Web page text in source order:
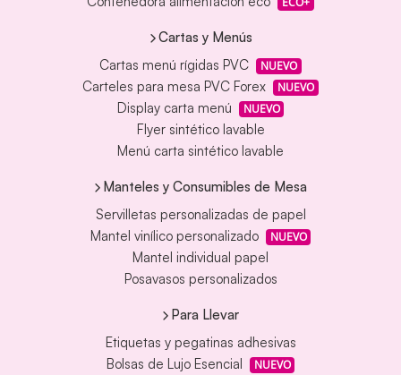
Cartas y Menús
Cartas menú rígidas PVC
NUEVO
Carteles para mesa PVC Forex NUEVO
Display carta menú NUEVO
Flyer sintético lavable
Menú carta sintético lavable
Manteles y Consumibles de Mesa
Servilletas personalizadas de papel
Mantel vinílico personalizado
NUEVO
Mantel individual papel
Posavasos personalizados
Para Llevar
Etiquetas y pegatinas adhesivas
Bolsas de Lujo Esencial
NUEVO